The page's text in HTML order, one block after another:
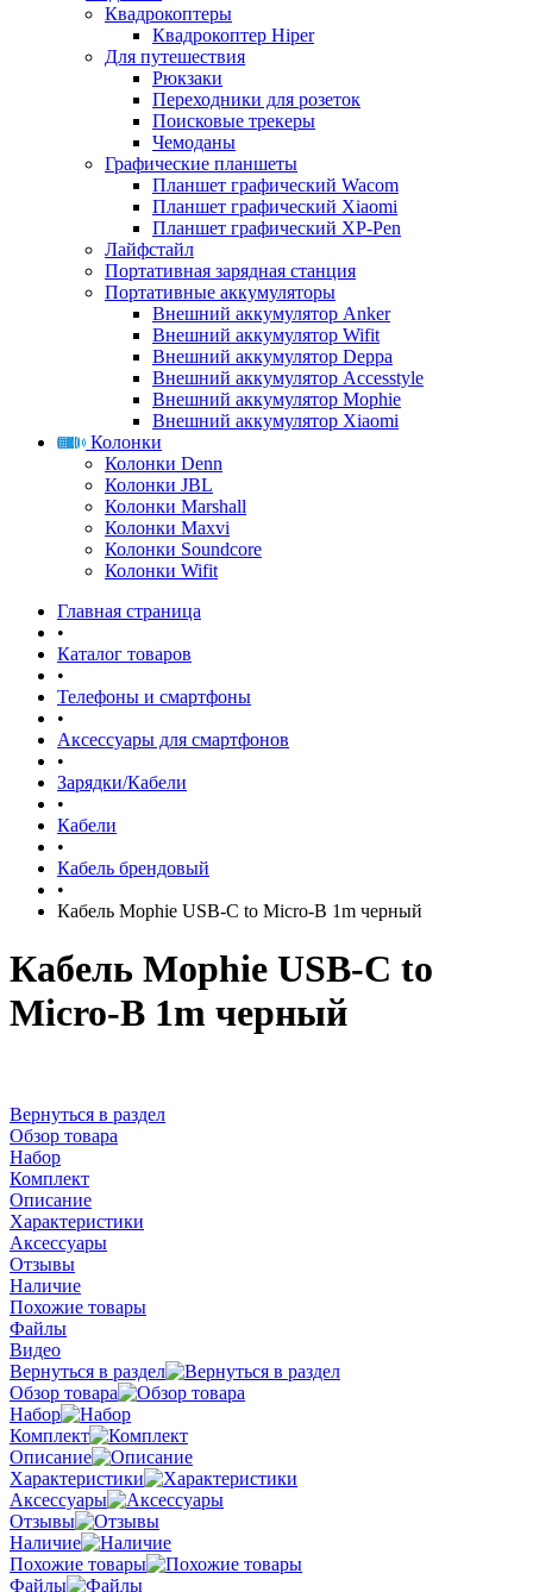
Квадрокоптеры
Квадрокоптер Hiper
Для путешествия
Рюкзаки
Переходники для розеток
Поисковые трекеры
Чемоданы
Графические планшеты
Планшет графический Wacom
Планшет графический Xiaomi
Планшет графический XP-Pen
Лайфстайл
Портативная зарядная станция
Портативные аккумуляторы
Внешний аккумулятор Anker
Внешний аккумулятор Wifit
Внешний аккумулятор Deppa
Внешний аккумулятор Accesstyle
Внешний аккумулятор Mophie
Внешний аккумулятор Xiaomi
Колонки
Колонки Denn
Колонки JBL
Колонки Marshall
Колонки Maxvi
Колонки Soundcore
Колонки Wifit
Главная страница
•
Каталог товаров
•
Телефоны и смартфоны
•
Аксессуары для смартфонов
•
Зарядки/Кабели
•
Кабели
•
Кабель брендовый
•
Кабель Mophie USB-C to Micro-B 1m черный
Кабель Mophie USB-C to
Micro-B 1m черный
Вернуться в раздел
Обзор товара
Набор
Комплект
Описание
Характеристики
Аксессуары
Отзывы
Наличие
Похожие товары
Файлы
Видео
Вернуться в раздел
Обзор товара
Набор
Комплект
Описание
Характеристики
Аксессуары
Отзывы
Наличие
Похожие товары
Файлы